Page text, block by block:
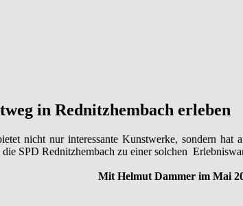
in Rednitzhembach erleben
nicht nur interessante Kunstwerke, sondern
SPD Rednitzhembach zu einer solchen
Mit Helmut Dammer im Mai